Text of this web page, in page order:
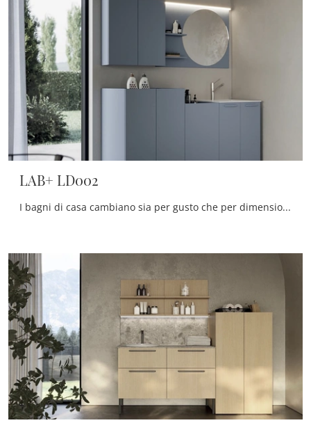
LAB+ LD002
I bagni di casa cambiano sia per gusto che per dimensioni, perciò è imprescindibile che ciascuno trovi la soluzione ideale per le proprie necessità.